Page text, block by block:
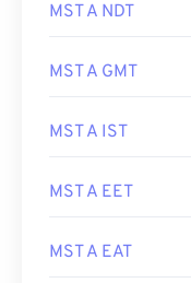
MST A NDT
MST A GMT
MST A IST
MST A EET
MST A EAT